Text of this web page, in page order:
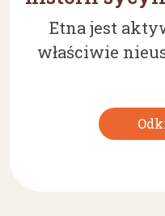
Etna jest
właściwie